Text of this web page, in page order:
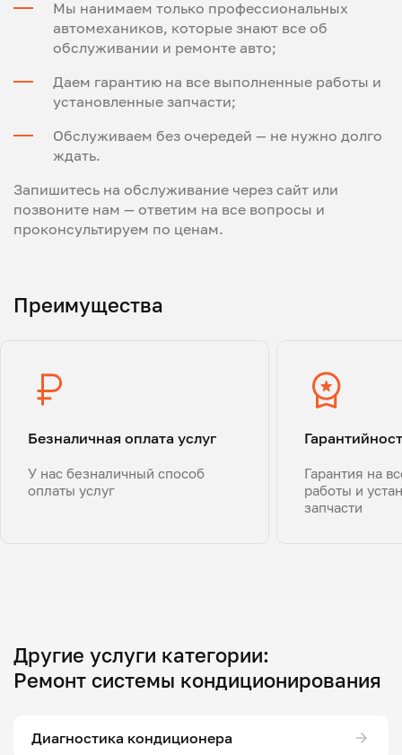
Мы нанимаем только профессиональных
автомехаников, которые знают все об
обслуживании и ремонте авто;
Даем гарантию на все выполненные работы и
установленные запчасти;
Обслуживаем без очередей — не нужно долго
ждать.
Запишитесь на обслуживание через сайт или
позвоните нам — ответим на все вопросы и
проконсультируем по ценам.
Преимущества
Безналичная оплата услуг
У нас безналичный способ
оплаты услуг
Гарантия на
работы и
запчасти
Другие услуги категории:
Ремонт системы кондиционирования
Диагностика кондиционера